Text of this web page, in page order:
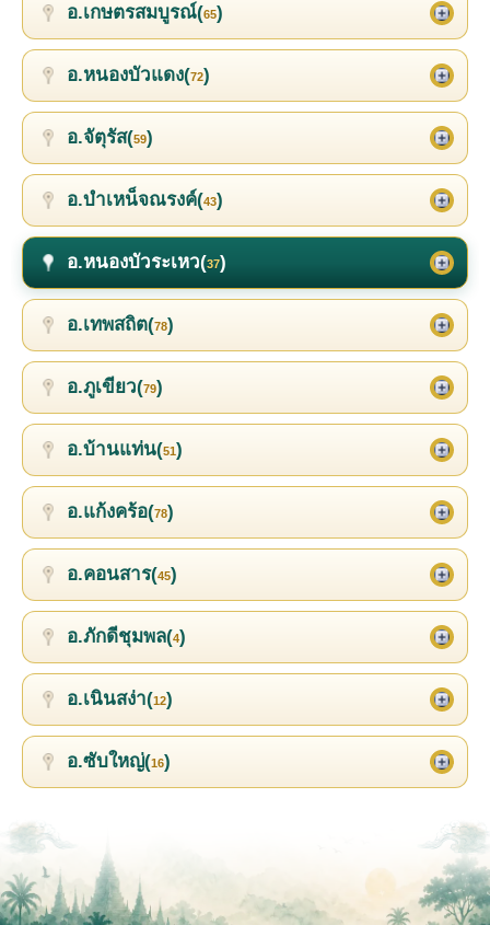
อ.เกษตรสมบูรณ์(65)
อ.หนองบัวแดง(72)
อ.จัตุรัส(59)
อ.บำเหน็จณรงค์(43)
อ.หนองบัวระเหว(37)
อ.เทพสถิต(78)
อ.ภูเขียว(79)
อ.บ้านแท่น(51)
อ.แก้งคร้อ(78)
อ.คอนสาร(45)
อ.ภักดีชุมพล(4)
อ.เนินสง่า(12)
อ.ซับใหญ่(16)